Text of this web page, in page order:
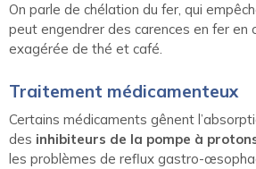
On parle de chélation du fer, qui
peut engendrer des carences en fer en
exagérée de thé et café.
Traitement médicamenteux
Certains médicaments gênent
des inhibiteurs de la pompe à
les problèmes de reflux gastro-